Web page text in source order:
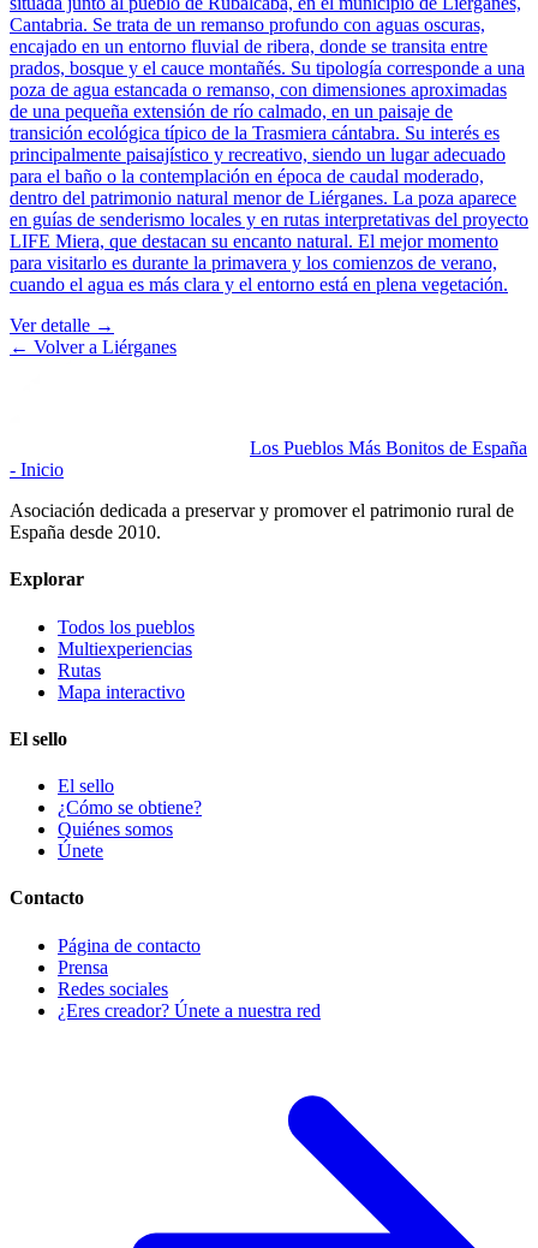
Cantabria. Se trata de un remanso profundo con aguas oscuras,
encajado en un entorno fluvial de ribera, donde se transita entre
prados, bosque y el cauce montañés. Su tipología corresponde a una
poza de agua estancada o remanso, con dimensiones aproximadas
de una pequeña extensión de río calmado, en un paisaje de
transición ecológica típico de la Trasmiera cántabra. Su interés es
principalmente paisajístico y recreativo, siendo un lugar adecuado
para el baño o la contemplación en época de caudal moderado,
dentro del patrimonio natural menor de Liérganes. La poza aparece
en guías de senderismo locales y en rutas interpretativas del proyecto
LIFE Miera, que destacan su encanto natural. El mejor momento
para visitarlo es durante la primavera y los comienzos de verano,
cuando el agua es más clara y el entorno está en plena vegetación.
Ver detalle →
← Volver a Liérganes
Los Pueblos Más Bonitos de España
- Inicio
Asociación dedicada a preservar y promover el patrimonio rural de
España desde 2010.
Explorar
Todos los pueblos
Multiexperiencias
Rutas
Mapa interactivo
El sello
El sello
¿Cómo se obtiene?
Quiénes somos
Únete
Contacto
Página de contacto
Prensa
Redes sociales
¿Eres creador? Únete a nuestra red